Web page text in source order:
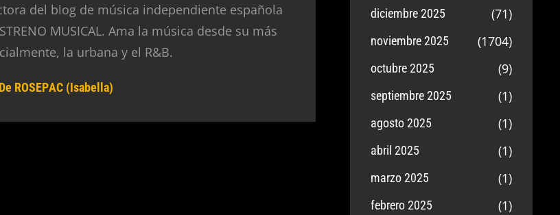
del blog de música independiente española
MUSICAL. Ama la música desde su más
la urbana y el R&B.
ROSEPAC (Isabella)
diciembre 2025 (71)
noviembre 2025 (1704)
octubre 2025 (9)
septiembre 2025 (1)
agosto 2025 (1)
abril 2025 (1)
marzo 2025 (1)
febrero 2025 (1)